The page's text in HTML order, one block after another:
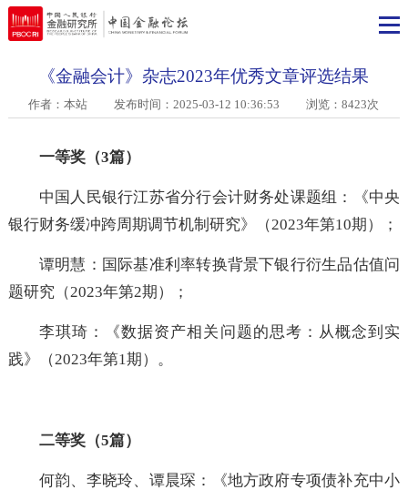
《金融会计》杂志2023年优秀文章评选结果
作者：本站发布时间：2025-03-12 10:36:53 浏览：8423次
一等奖（3篇）
中国人民银行江苏省分行会计财务处课题组：《中
银行财务缓冲跨周期调节机制研究》（2023年第10期）
谭明慧：国际基准利率转换背景下银行衍生品估值
李琪琦：《数据资产相关问题的思考：从概念到